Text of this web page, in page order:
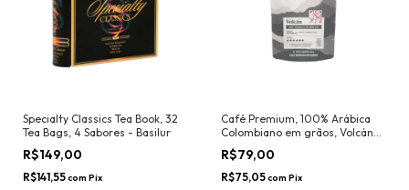
Specialty Classics Tea Book, 32
Tea Bags, 4 Sabores - Basilur
R$149,00
R$141,55com Pix
Café Premium, 100% Arábica
Colombiano em grãos, Volcán
250G - Juan Valdez
R$79,00
R$75,05com Pix